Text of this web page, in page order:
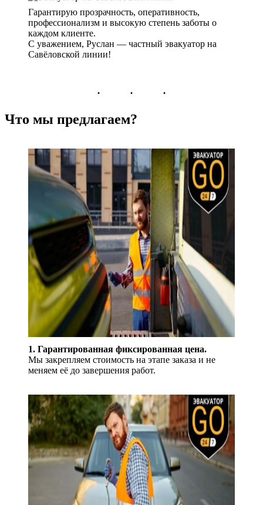
Гарантирую прозрачность, оперативность,
профессионализм и высокую степень заботы о
каждом клиенте.
С уважением, Руслан — частный эвакуатор на
Савёловской линии!
Что мы предлагаем?
1. Гарантированная фиксированная цена.
Мы закрепляем стоимость на этапе заказа и не
меняем её до завершения работ.